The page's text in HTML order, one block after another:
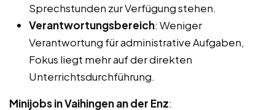
Sprechstunden zur Verfügung stehen.
Verantwortungsbereich: Weniger
Verantwortung für administrative Aufgaben,
Fokus liegt mehr auf der direkten
Unterrichtsdurchführung.
Minijobs in Vaihingen an der Enz: